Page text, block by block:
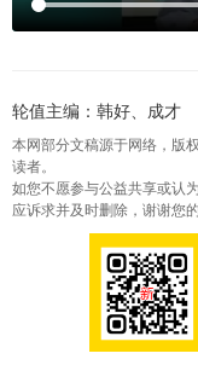
轮值主编：韩好、成才
本网部分文稿源于网络，版
读者。
如您不愿参与公益共享或认
应诉求并及时删除，谢谢您